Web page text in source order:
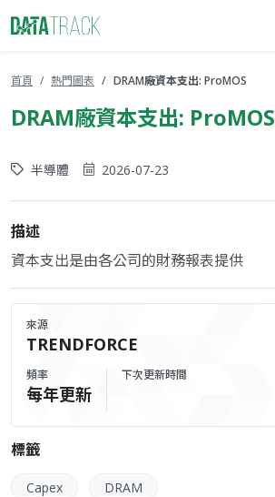
首頁 熱門圖表 DRAM廠資本支出: ProMOS
DRAM廠資本支出: ProMOS
半導體 2026-07-23
描述
資本支出是由各公司的財務報表提供
來源
TRENDFORCE
頻率
每年更新
下次更新時間
標籤
Capex DRAM